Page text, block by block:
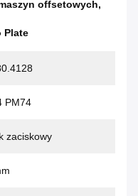
offsetowych,
Plate
PM74
zaciskowy